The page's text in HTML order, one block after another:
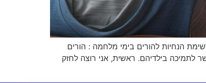
הנחיות להורים בימי מלחמה : הורים
לתמיכה בילדיהם. ראשית, אני רוצה לחזק